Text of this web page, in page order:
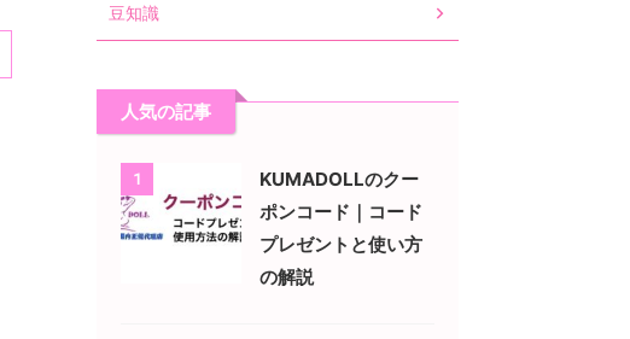
豆知識
人気の記事
1
KUMADOLLのクー
ポンコード｜コード
プレゼントと使い方
の解説